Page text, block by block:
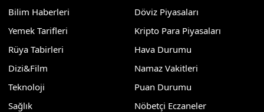
Bilim Haberleri
Yemek Tarifleri
Rüya Tabirleri
Dizi&Film
Teknoloji
Sağlık
Döviz Piyasaları
Kripto Para Piyasaları
Hava Durumu
Namaz Vakitleri
Puan Durumu
Nöbetçi Eczaneler